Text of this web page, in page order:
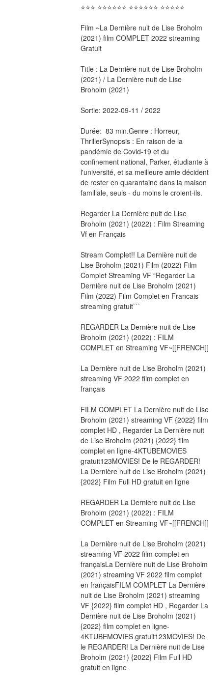
⭐⭐⭐ ⭐⭐⭐⭐⭐⭐ ⭐⭐⭐⭐⭐⭐ ⭐⭐⭐⭐⭐
Film ~La Dernière nuit de Lise Broholm
(2021) film COMPLET 2022 streaming
Gratuit
Title : La Dernière nuit de Lise Broholm
(2021) / La Dernière nuit de Lise
Broholm (2021)
Sortie: 2022-09-11 / 2022
Durée:  83 min.Genre : Horreur,
ThrillerSynopsis : En raison de la
pandémie de Covid-19 et du
confinement national, Parker, étudiante à
l'université, et sa meilleure amie décident
de rester en quarantaine dans la maison
familiale, seuls - du moins le croient-ils.
Regarder La Dernière nuit de Lise
Broholm (2021) (2022) : Film Streaming
Vf en Français
Stream Complet!! La Dernière nuit de
Lise Broholm (2021) Film (2022) Film
Complet Streaming VF “Regarder La
Dernière nuit de Lise Broholm (2021)
Film (2022) Film Complet en Francais
streaming gratuit```
REGARDER La Dernière nuit de Lise
Broholm (2021) (2022) : FILM
COMPLET en Streaming VF~[[FRENCH]]
La Dernière nuit de Lise Broholm (2021)
streaming VF 2022 film complet en
français
FILM COMPLET La Dernière nuit de Lise
Broholm (2021) streaming VF {2022} film
complet HD , Regarder La Dernière nuit
de Lise Broholm (2021) {2022} film
complet en ligne-4KTUBEMOVIES
gratuit123MOVIES! De le REGARDER!
La Dernière nuit de Lise Broholm (2021)
{2022} Film Full HD gratuit en ligne
REGARDER La Dernière nuit de Lise
Broholm (2021) (2022) : FILM
COMPLET en Streaming VF~[[FRENCH]]
La Dernière nuit de Lise Broholm (2021)
streaming VF 2022 film complet en
françaisLa Dernière nuit de Lise Broholm
(2021) streaming VF 2022 film complet
en françaisFILM COMPLET La Dernière
nuit de Lise Broholm (2021) streaming
VF {2022} film complet HD , Regarder La
Dernière nuit de Lise Broholm (2021)
{2022} film complet en ligne-
4KTUBEMOVIES gratuit123MOVIES! De
le REGARDER! La Dernière nuit de Lise
Broholm (2021) {2022} Film Full HD
gratuit en ligne